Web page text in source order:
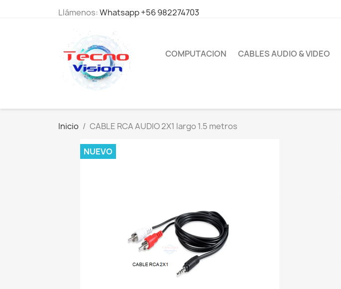
Llámenos:Whatsapp +56 982274703
COMPUTACION CABLES AUDIO & VIDEO
Inicio CABLE RCA AUDIO 2X1 largo 1.5 metros
NUEVO